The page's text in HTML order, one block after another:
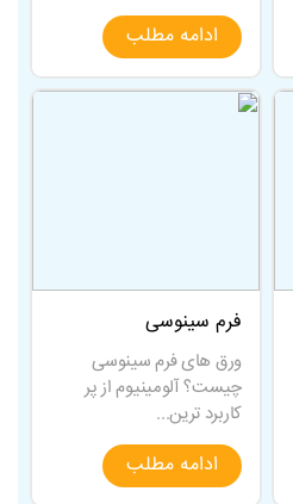
ادامه مطلب
فرم سینوسی
ورق های فرم سینوسی
چیست؟ آلومینیوم از پر
کاربرد ترین...
ادامه مطلب